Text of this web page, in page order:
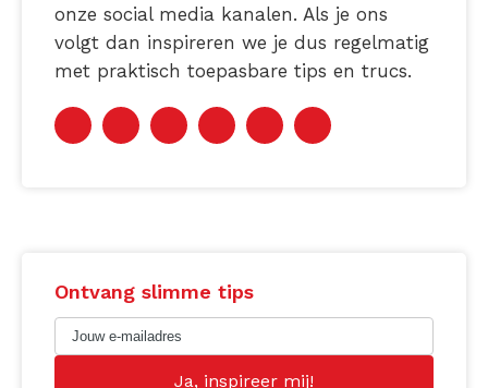
onze social media kanalen. Als je ons
volgt dan inspireren we je dus regelmatig
met praktisch toepasbare tips en trucs.
Ontvang slimme tips